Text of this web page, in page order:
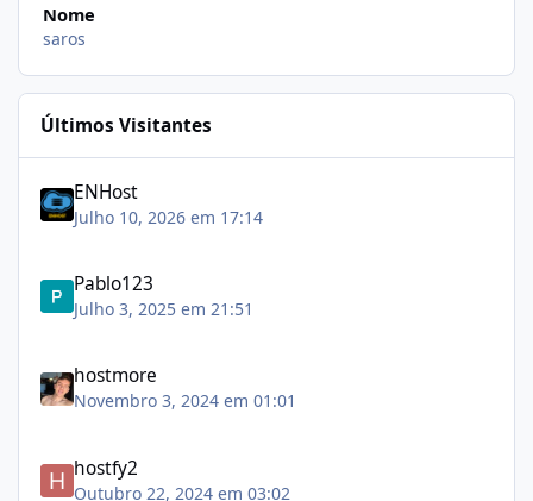
Nome
saros
Últimos Visitantes
ENHost
Julho 10, 2026 em 17:14
Pablo123
Julho 3, 2025 em 21:51
hostmore
Novembro 3, 2024 em 01:01
hostfy2
Outubro 22, 2024 em 03:02